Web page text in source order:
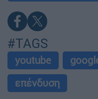
#TAGS
youtube
επένδυση